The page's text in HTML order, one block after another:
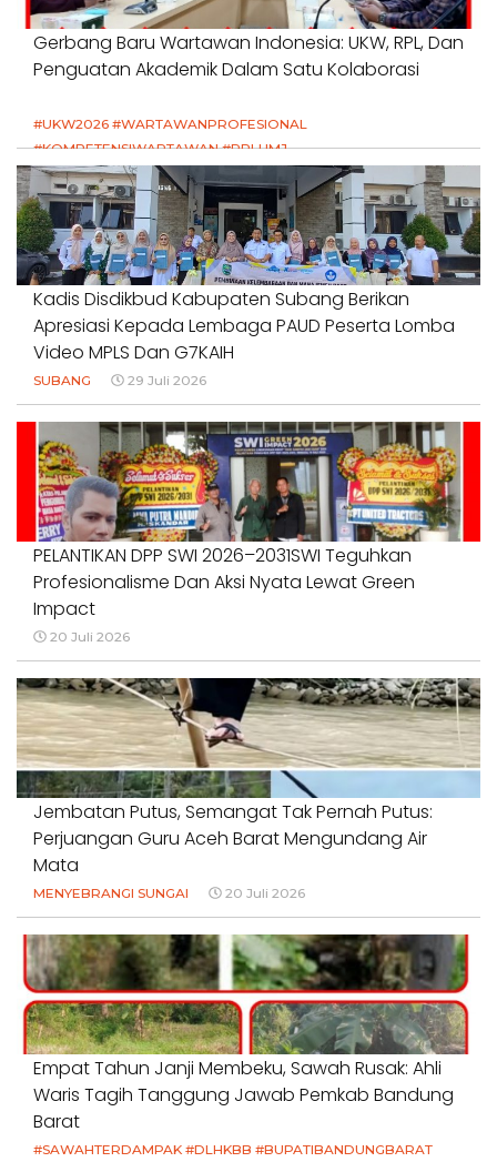
Gerbang Baru Wartawan Indonesia: UKW, RPL, Dan
Penguatan Akademik Dalam Satu Kolaborasi
#UKW2026 #WARTAWANPROFESIONAL
#KOMPETENSIWARTAWAN #RPLUMJ
#PENDIDIKANWARTAWAN #SWINASIONAL #SWIJABAR
1 Agustus 2026
Kadis Disdikbud Kabupaten Subang Berikan
Apresiasi Kepada Lembaga PAUD Peserta Lomba
Video MPLS Dan G7KAIH
SUBANG 29 Juli 2026
PELANTIKAN DPP SWI 2026–2031SWI Teguhkan
Profesionalisme Dan Aksi Nyata Lewat Green
Impact
20 Juli 2026
Jembatan Putus, Semangat Tak Pernah Putus:
Perjuangan Guru Aceh Barat Mengundang Air
Mata
MENYEBRANGI SUNGAI 20 Juli 2026
Empat Tahun Janji Membeku, Sawah Rusak: Ahli
Waris Tagih Tanggung Jawab Pemkab Bandung
Barat
#SAWAHTERDAMPAK #DLHKBB #BUPATIBANDUNGBARAT